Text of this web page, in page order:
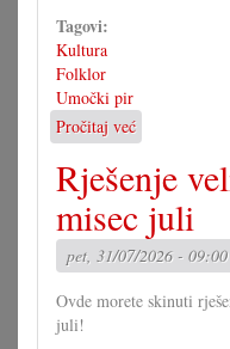
Tagovi:
Kultura
Folklor
Umočki pir
Pročitaj već
Jubilarna
predstava
umočkoga
pira
Rješenje
misec juli
pet, 31/07/2026 - 09:00
Ovde morete skinuti
juli!